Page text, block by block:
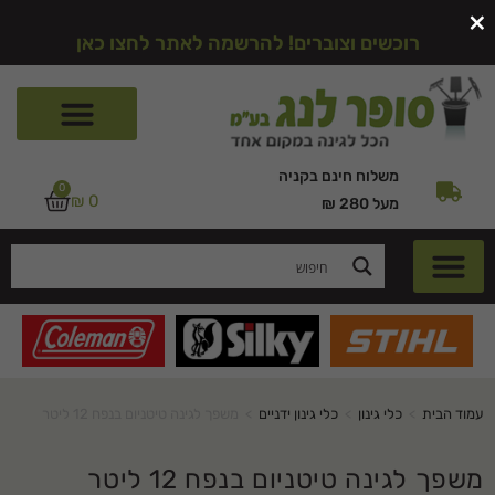
רוכשים וצוברים! להרשמה לאתר לחצו כאן
משלוח חינם בקניה
מעל 280 ₪
₪ 0
0
עמוד הבית כלי גינון כלי גינון ידניים
משפך לגינה טיטניום בנפח 12 ליטר
×